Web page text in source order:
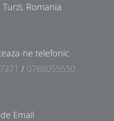
Turzi, Romania
ne telefonic
/ 0788055550
Email